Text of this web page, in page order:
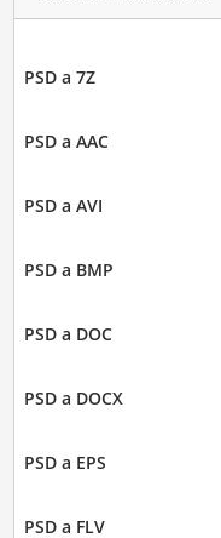
PSD a 7Z
PSD a AAC
PSD a AVI
PSD a BMP
PSD a DOC
PSD a DOCX
PSD a EPS
PSD a FLV